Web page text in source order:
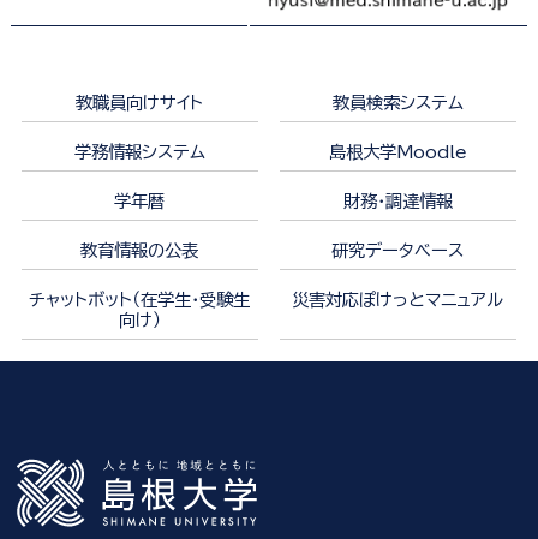
教職員向けサイト 教員検索システム
学務情報システム 島根大学Moodle
学年暦 財務・調達情報
教育情報の公表 研究データベース
チャットボット（在学生・受験生
向け）
災害対応ぽけっとマニュアル